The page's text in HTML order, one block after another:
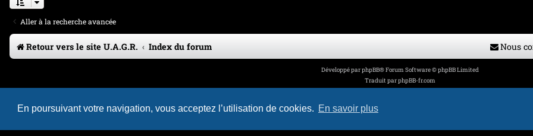
En poursuivant votre navigation, vous acceptez l’utilisation de cookies. En savoir plus
e
s
e
e
s
a
a
u
m
e
e
Aller à la recherche avancée
Retour vers le site U.A.G.R. Index du forum Nous
Développé parphpBB® Forum Software © phpBB Limited
Traduit parphpBB-fr.com